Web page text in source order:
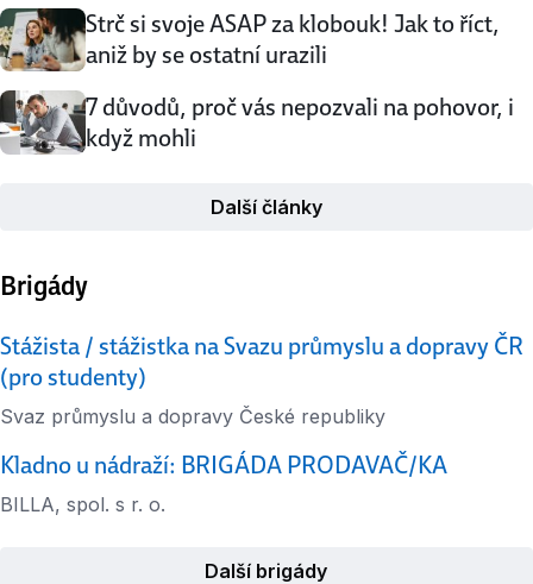
Strč si svoje ASAP za klobouk! Jak to říct,
aniž by se ostatní urazili
7 důvodů, proč vás nepozvali na pohovor, i
když mohli
Další články
Brigády
Stážista / stážistka na Svazu průmyslu a dopravy ČR
(pro studenty)
Svaz průmyslu a dopravy České republiky
Kladno u nádraží: BRIGÁDA PRODAVAČ/KA
BILLA, spol. s r. o.
Další brigády